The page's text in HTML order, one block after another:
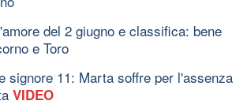
del 2 giugno e classifica: bene
e Toro
signore 11: Marta soffre per l'assenza
VIDEO